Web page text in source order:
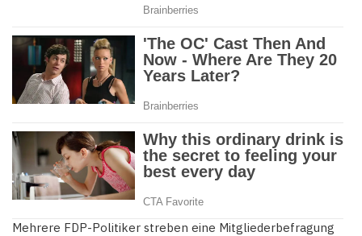
Mehrere FDP-Politiker streben eine Mitgliederbefragung